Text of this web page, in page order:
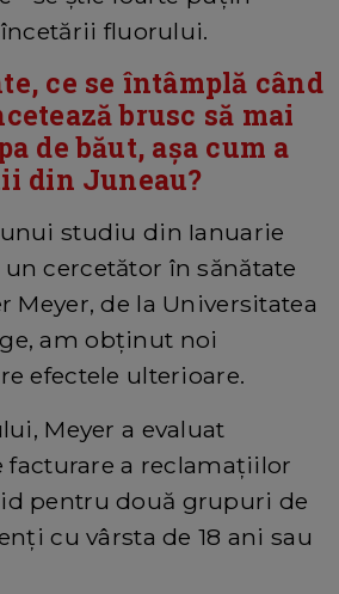
fluorului.
ce se întâmplă când
brusc să mai
de băut, așa cum a
din Juneau?
studiu din Ianuarie
un cercetător în sănătate
Meyer, de la Universitatea
am obținut noi
efectele ulterioare.
Meyer a evaluat
a reclamațiilor
pentru două grupuri de
cu vârsta de 18 ani sau